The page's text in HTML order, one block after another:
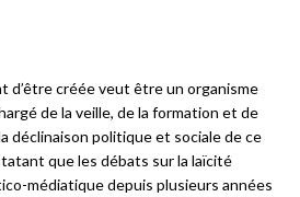
d’être créée veut être un organisme
de la veille, de la formation et de
déclinaison politique et sociale de ce
que les débats sur la laïcité
médiatique depuis plusieurs années